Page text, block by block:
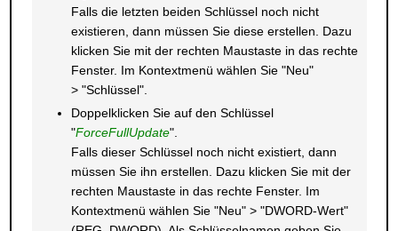
Falls die letzten beiden Schlüssel noch nicht
existieren, dann müssen Sie diese erstellen. Dazu
klicken Sie mit der rechten Maustaste in das rechte
Fenster. Im Kontextmenü wählen Sie "Neu"
> "Schlüssel".
Doppelklicken Sie auf den Schlüssel
"ForceFullUpdate".
Falls dieser Schlüssel noch nicht existiert, dann
müssen Sie ihn erstellen. Dazu klicken Sie mit der
rechten Maustaste in das rechte Fenster. Im
Kontextmenü wählen Sie "Neu" > "DWORD-Wert"